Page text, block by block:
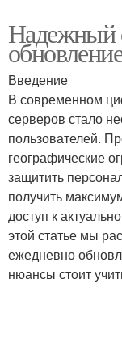
Надежный
Введение
В современном
серверов стало
пользователей.
географические
защитить
получить
доступ к
этой статье мы
ежедневно
нюансы стоит